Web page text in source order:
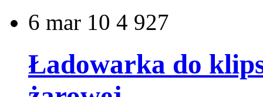
6 mar 10 4 927
Ładowarka do